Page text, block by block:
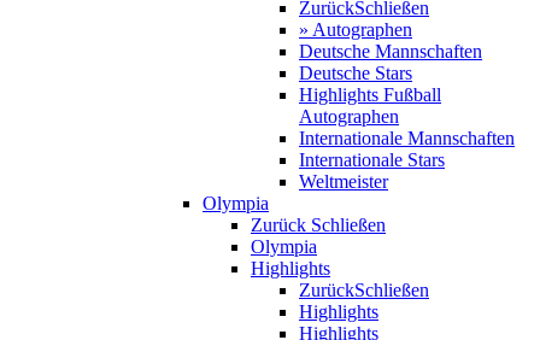
ZurückSchließen
» Autographen
Deutsche Mannschaften
Deutsche Stars
Highlights Fußball
Autographen
Internationale Mannschaften
Internationale Stars
Weltmeister
Olympia
Zurück Schließen
Olympia
Highlights
ZurückSchließen
Highlights
Highlights